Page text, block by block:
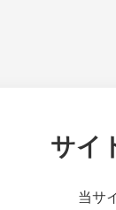
サイ
当サ